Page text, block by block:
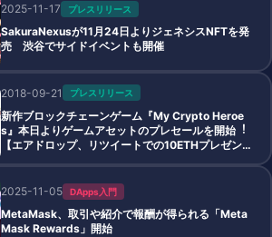
2025-11-17 プレスリリース
SakuraNexusが11月24日よりジェネシスNFTを発
売 渋谷でサイドイベントも開催
2018-09-21 プレスリリース
新作ブロックチェーンゲーム『My Crypto Heroe
s』本⽇よりゲームアセットのプレセールを開始︕
【エアドロップ、リツイートでの10ETHプレゼン
2025-11-05 DApps入門
MetaMask、取引や紹介で報酬が得られる「Meta
Mask Rewards」開始